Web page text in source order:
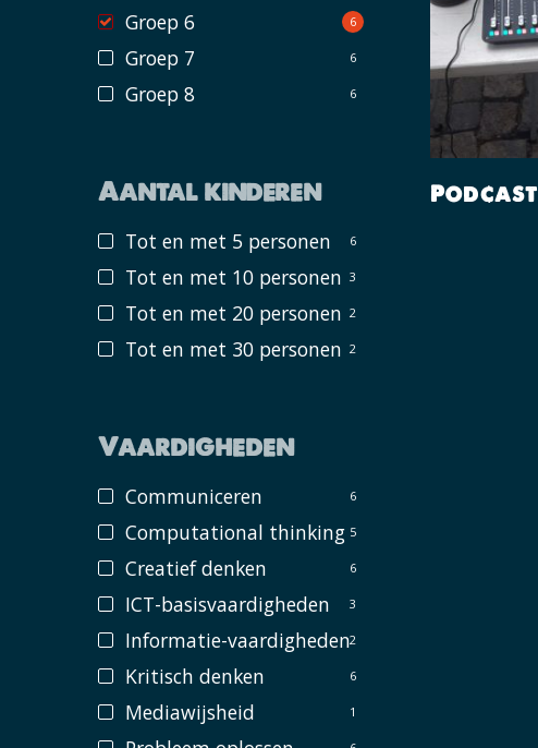
Groep 6 6
Groep 7 6
Groep 8 6
Aantal kinderen
Tot en met 5 personen 6
Tot en met 10 personen 3
Tot en met 20 personen 2
Tot en met 30 personen 2
Vaardigheden
Communiceren 6
Computational thinking 5
Creatief denken 6
ICT-basisvaardigheden 3
Informatie-vaardigheden2
Kritisch denken 6
Mediawijsheid 1
Podcast